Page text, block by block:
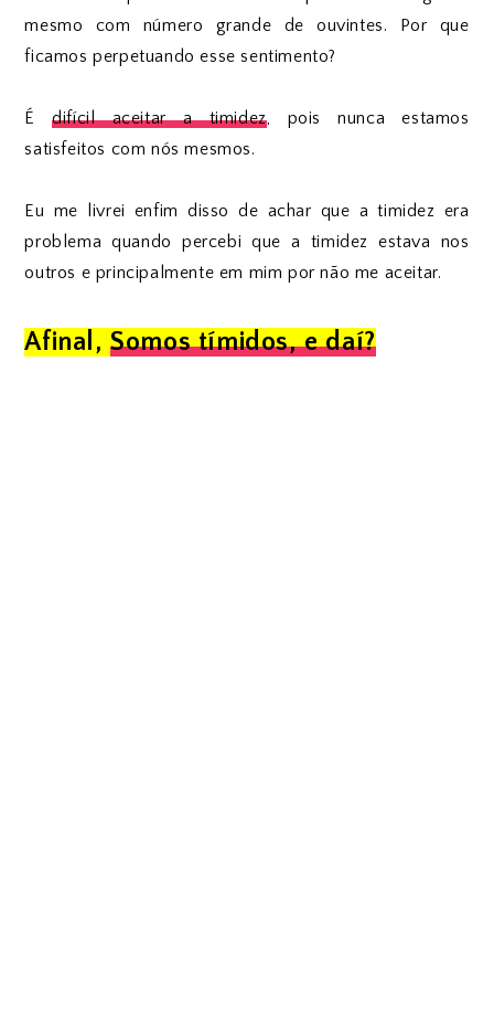
mesmo com número grande de ouvintes. Por que
ficamos perpetuando esse sentimento?
Édifícil aceitar a timidez, pois nunca estamos
satisfeitos com nós mesmos.
Eu me livrei enfim disso de achar que a timidez era
problema quando percebi que a timidez estava nos
outros e principalmente em mim por não me aceitar.
Afinal,Somos tímidos, e daí?